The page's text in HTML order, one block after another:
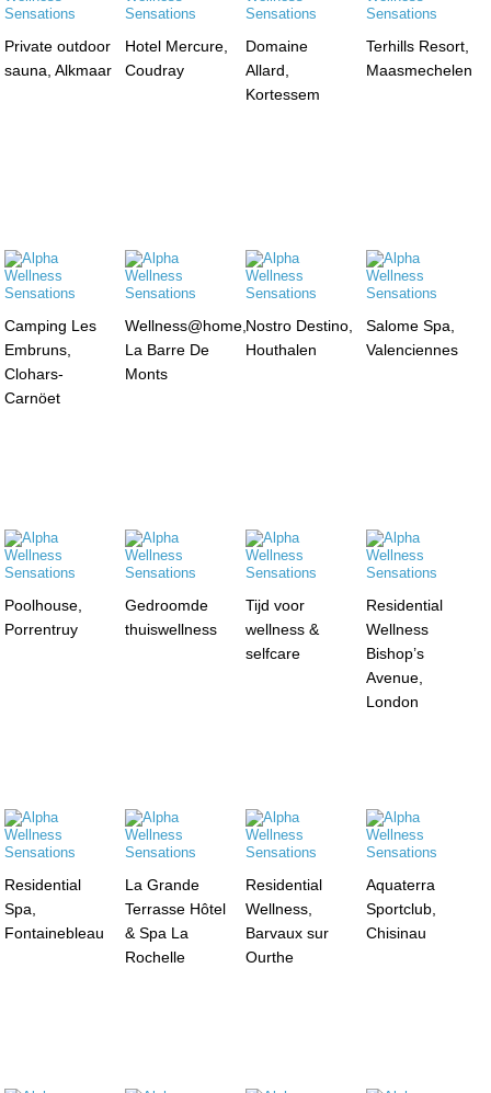
Private outdoor
sauna, Alkmaar
Hotel Mercure,
Coudray
Domaine
Allard,
Kortessem
Terhills Resort,
Maasmechelen
Camping Les
Embruns,
Clohars-
Carnöet
Wellness@home,
La Barre De
Monts
Nostro Destino,
Houthalen
Salome Spa,
Valenciennes
Poolhouse,
Porrentruy
Gedroomde
thuiswellness
Tijd voor
wellness &
selfcare
Residential
Wellness
Bishop’s
Avenue,
London
Residential
Spa,
Fontainebleau
La Grande
Terrasse Hôtel
& Spa La
Rochelle
Residential
Wellness,
Barvaux sur
Ourthe
Aquaterra
Sportclub,
Chisinau